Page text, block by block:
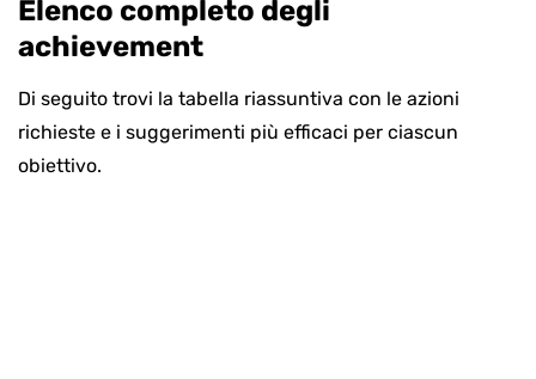
Elenco completo degli
achievement
Di seguito trovi la tabella riassuntiva con le azioni
richieste e i suggerimenti più efficaci per ciascun
obiettivo.